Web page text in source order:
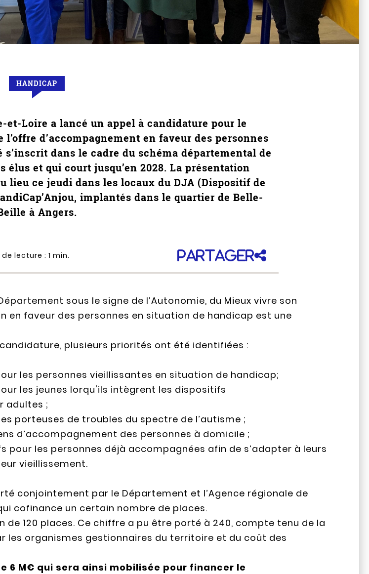
HANDICAP
et-Loire a lancé un appel à candidature pour le
d’accompagnement en faveur des personnes
dans le cadre du schéma départemental de
élus et qui court jusqu’en 2028. La présentation
lieu ce jeudi dans les locaux du DJA (Dispositif de
implantés dans le quartier de Belle-
à Angers.
de lecture :1 min. Partager
sous le signe de l’Autonomie, du Mieux vivre son
en faveur des personnes en situation de handicap est une
plusieurs priorités ont été identifiées :
les personnes vieillissantes en situation de handicap;
les jeunes lorqu'ils intègrent les dispositifs
adultes ;
porteuses de troubles du spectre de l’autisme ;
d’accompagnement des personnes à domicile ;
pour les personnes déjà accompagnées afin de s’adapter à leurs
vieillissement.
conjointement par le Département et l’Agence régionale de
cofinance un certain nombre de places.
de 120 places. Ce chiffre a pu être porté à 240, compte tenu de la
les organismes gestionnaires du territoire et du coût des
6 M€ qui sera ainsi mobilisée pour financer le